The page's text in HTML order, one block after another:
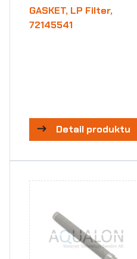
GASKET, LP Filter,
72145541
Detail produktu